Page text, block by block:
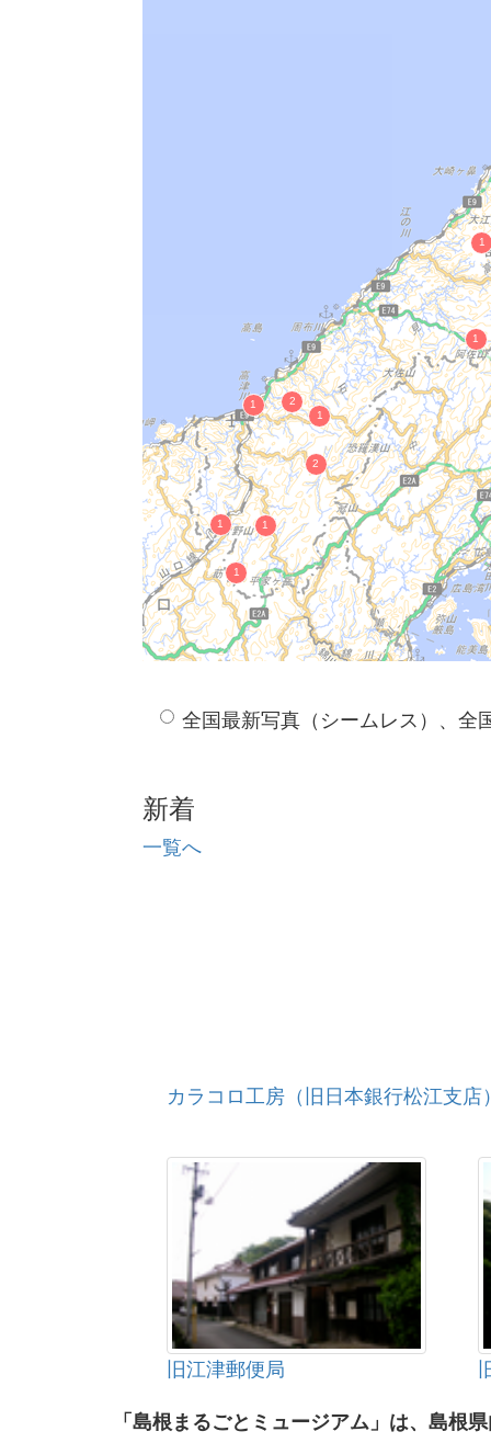
全国最新写真（シームレス）、全
新着
一覧へ
カラコロ工房（旧日本銀行松江支店
旧江津郵便局
「島根まるごとミュージアム」は、島根